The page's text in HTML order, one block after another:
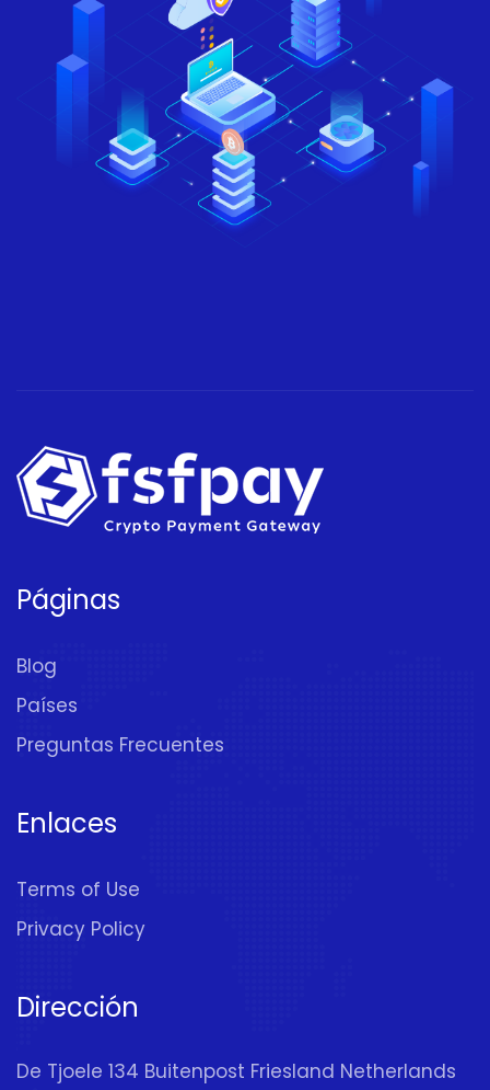
Páginas
Blog
Países
Preguntas Frecuentes
Enlaces
Terms of Use
Privacy Policy
Dirección
De Tjoele 134 Buitenpost Friesland Netherlands